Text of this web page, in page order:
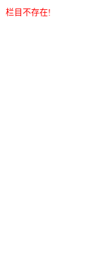
栏目不存在!